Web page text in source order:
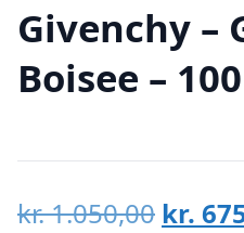
Givenchy –
Boisee –
kr.1.050,00 Den
kr.